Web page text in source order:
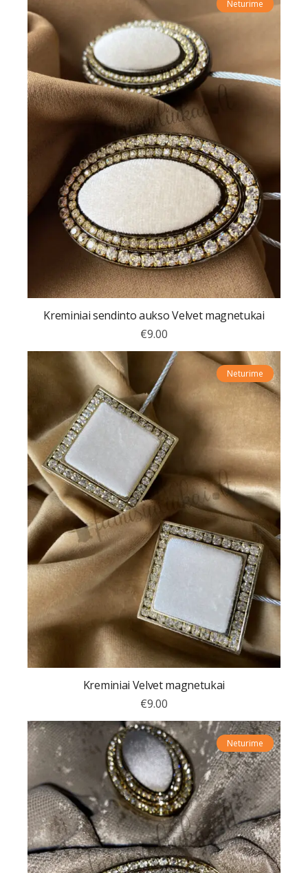
Neturime
Kreminiai sendinto aukso Velvet magnetukai
€9.00
Neturime
Kreminiai Velvet magnetukai
€9.00
Neturime